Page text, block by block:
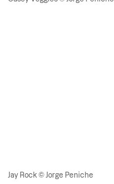
Jay Rock © Jorge Peniche